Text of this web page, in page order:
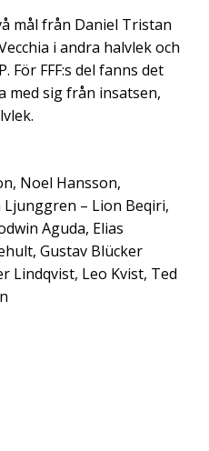
mål från Daniel Tristan
i andra halvlek och
För FFF:s del fanns det
med sig från insatsen,
Noel Hansson,
Ljunggren – Lion Beqiri,
Aguda, Elias
Gustav Blücker
Lindqvist, Leo Kvist, Ted